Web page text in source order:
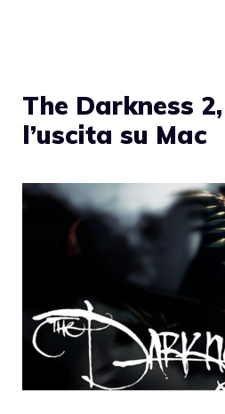
The Darkness
l’uscita su Mac